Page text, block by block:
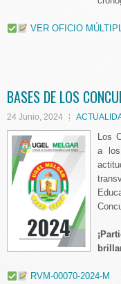
VER OFICIO
BASES DE LOS
24 Junio, 2024
Los
a
RVM-00070-2024-M